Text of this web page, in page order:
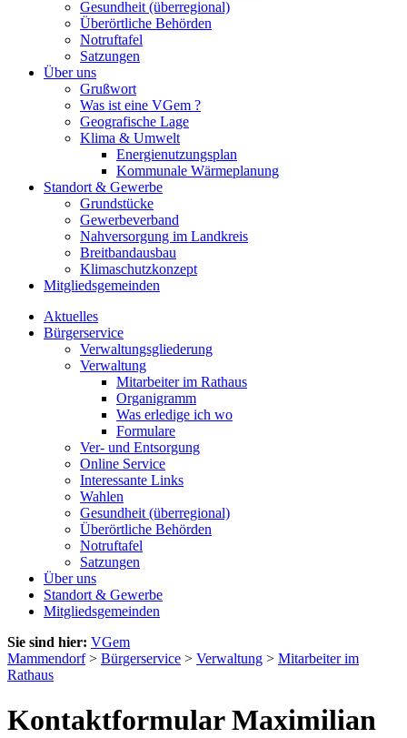
Gesundheit (überregional)
Überörtliche Behörden
Notruftafel
Satzungen
Über uns
Grußwort
Was ist eine VGem ?
Geografische Lage
Klima & Umwelt
Energienutzungsplan
Kommunale Wärmeplanung
Standort & Gewerbe
Grundstücke
Gewerbeverband
Nahversorgung im Landkreis
Breitbandausbau
Klimaschutzkonzept
Mitgliedsgemeinden
Aktuelles
Bürgerservice
Verwaltungsgliederung
Verwaltung
Mitarbeiter im Rathaus
Organigramm
Was erledige ich wo
Formulare
Ver- und Entsorgung
Online Service
Interessante Links
Wahlen
Gesundheit (überregional)
Überörtliche Behörden
Notruftafel
Satzungen
Über uns
Standort & Gewerbe
Mitgliedsgemeinden
Sie sind hier: VGem
Mammendorf> Bürgerservice > Verwaltung > Mitarbeiter im
Rathaus
Kontaktformular Maximilian